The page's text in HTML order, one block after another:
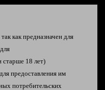
как предназначен для
старше 18 лет)
для предоставления им
потребительских